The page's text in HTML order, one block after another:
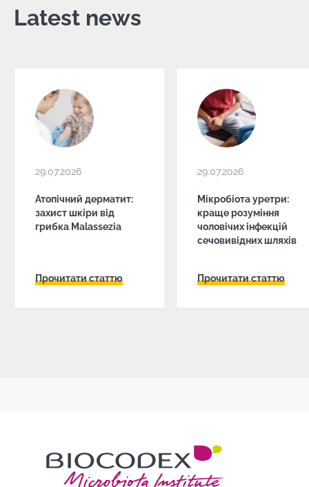
Latest news
29.07.2026
Атопічний дерматит:
захист шкіри від
грибка Malassezia
Прочитати статтю
29.07.2026
Мікробіота уретри:
краще розуміння
чоловічих інфекцій
сечовивідних шляхів
Прочитати статтю